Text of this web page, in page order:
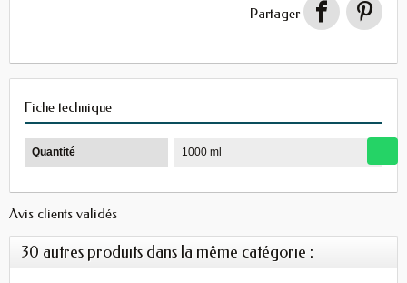
Partager
Fiche technique
Quantité 1000 ml
Avis clients validés
30 autres produits dans la même catégorie :